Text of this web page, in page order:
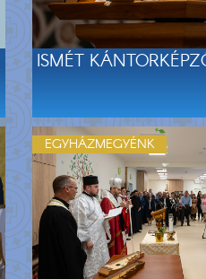
ISMÉT
EGYHÁZMEGYÉNK